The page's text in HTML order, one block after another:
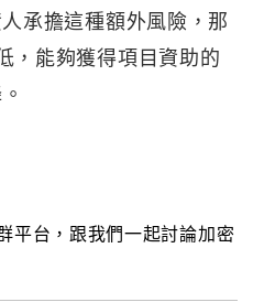
承擔這種額外風險，那
，能夠獲得項目資助的
平台，跟我們一起討論加密